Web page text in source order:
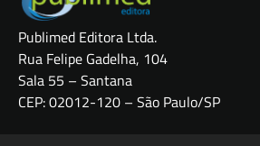
Publimed Editora Ltda.
Rua Felipe Gadelha, 104
Sala 55 – Santana
CEP: 02012-120 – São Paulo/SP